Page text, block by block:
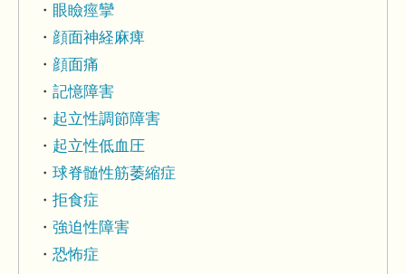
眼瞼痙攣
顔面神経麻痺
顔面痛
記憶障害
起立性調節障害
起立性低血圧
球脊髄性筋萎縮症
拒食症
強迫性障害
恐怖症